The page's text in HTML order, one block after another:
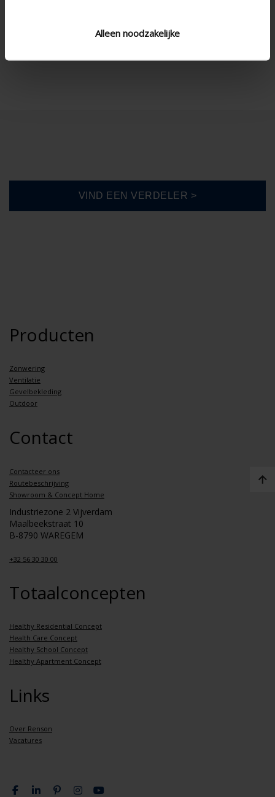
Alleen noodzakelijke
Technische specificaties
Producten
Zonwering
Ventilatie
Gevelbekleding
Outdoor
Contact
Contacteer ons
Routebeschrijving
Showroom & Concept Home
Industriezone 2 Vijverdam
Maalbeekstraat 10
B-8790 WAREGEM
+32 56 30 30 00
Totaalconcepten
Healthy Residential Concept
Health Care Concept
Healthy School Concept
Healthy Apartment Concept
Links
Over Renson
Vacatures